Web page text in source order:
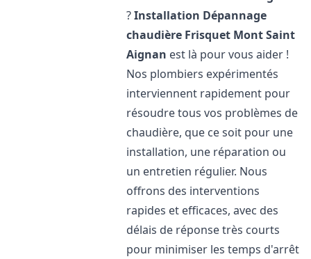
?Installation Dépannage
chaudière Frisquet Mont Saint
Aignan est là pour vous aider !
Nos plombiers expérimentés
interviennent rapidement pour
résoudre tous vos problèmes de
chaudière, que ce soit pour une
installation, une réparation ou
un entretien régulier. Nous
offrons des interventions
rapides et efficaces, avec des
délais de réponse très courts
pour minimiser les temps d'arrêt